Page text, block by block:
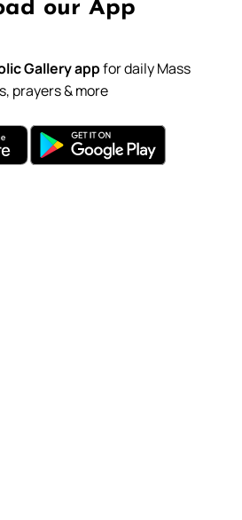
our App
Gallery appfor daily Mass
prayers & more